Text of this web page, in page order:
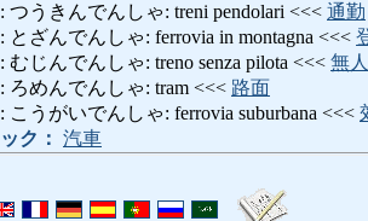
つうきんでんしゃ: treni pendolari <<< 通勤
とざんでんしゃ: ferrovia in montagna <<<
むじんでんしゃ: treno senza pilota <<< 無人
ろめんでんしゃ: tram <<< 路面
こうがいでんしゃ: ferrovia suburbana <<<
ク： 汽車